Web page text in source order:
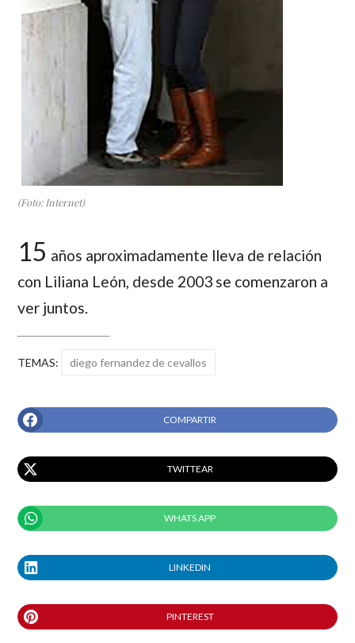
(Foto: Internet)
15 años aproximadamente lleva de relación
con Liliana León, desde 2003 se comenzaron a
ver juntos.
TEMAS: diego fernandez de cevallos
COMPARTIR
TWITTEAR
WHATS APP
LINKEDIN
PINTEREST